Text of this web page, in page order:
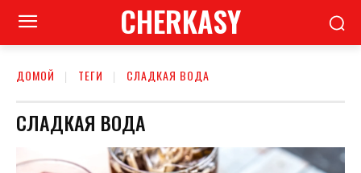
CHERKASY
ДОМОЙ ТЕГИ СЛАДКАЯ ВОДА
СЛАДКАЯ ВОДА